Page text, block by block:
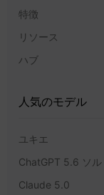
特徴
リソース
ハブ
人気のモデル
ユキエ
ChatGPT 5.6 ソル
Claude 5.0